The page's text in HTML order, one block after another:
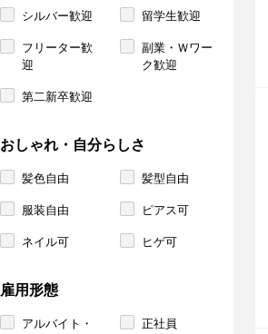
シルバー歓迎 留学生歓迎
フリーター歓
迎
副業・Ｗワー
ク歓迎
第二新卒歓迎
おしゃれ・自分らしさ
髪色自由 髪型自由
服装自由 ピアス可
ネイル可 ヒゲ可
雇用形態
アルバイト・
正社員